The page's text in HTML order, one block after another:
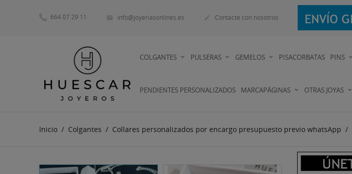
664 07 29 11 info@joyeriasonlines.es Contacte con nosotros
COLGANTES PULSERAS GEMELOS PISACORBATAS PINS
PENDIENTES PERSONALIZADOS MARCAPÁGINAS OTRAS JOYAS
Inicio Colgantes Collares personalizados por encargo presupuesto previo whatsApp